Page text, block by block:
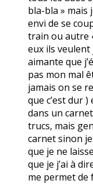
bla-bla » mais
envi de se
train ou autre
eux ils
aimante que
pas mon mal
jamais on se
que c’est dur
dans un
trucs, mais
carnet sinon
que je ne
que je j’ai à
me permet de